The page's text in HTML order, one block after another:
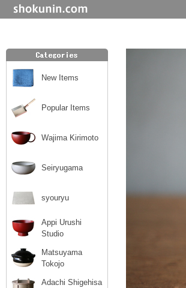
New Items
Popular Items
Wajima Kirimoto
Seiryugama
syouryu
Appi Urushi
Studio
Matsuyama
Tokojo
Adachi Shigehisa